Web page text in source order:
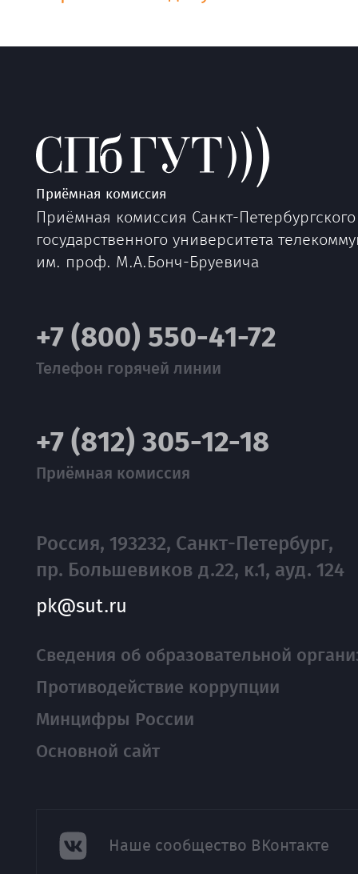
Приёмная комиссия
Приёмная комиссия Санкт-Петербургского
государственного университета
им. проф. М.А.Бонч-Бруевича
+7 (800) 550-41-72
Телефон горячей линии
+7 (812) 305-12-18
Приёмная комиссия
Россия, 193232, Санкт-Петербург,
пр. Большевиков д.22, к.1, ауд. 124
pk@sut.ru
Сведения об образовательной
Противодействие коррупции
Минцифры России
Основной сайт
Наше сообщество ВКонтакте